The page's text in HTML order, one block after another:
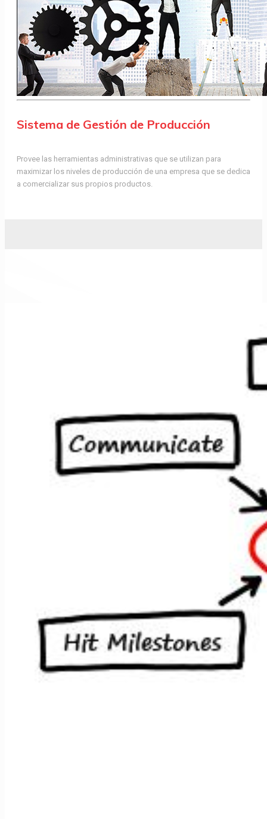
Sistema de Gestión de Producción
Provee las herramientas administrativas que se utilizan para
maximizar los niveles de producción de una empresa que se dedica
a comercializar sus propios productos.